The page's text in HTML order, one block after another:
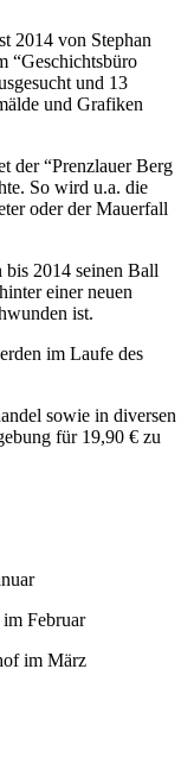
2014 von Stephan
“Geschichtsbüro
und 13
und Grafiken
der “Prenzlauer Berg
So wird u.a. die
oder der Mauerfall
2014 seinen Ball
einer neuen
ist.
im Laufe des
sowie in diversen
für 19,90 € zu
Februar
im März